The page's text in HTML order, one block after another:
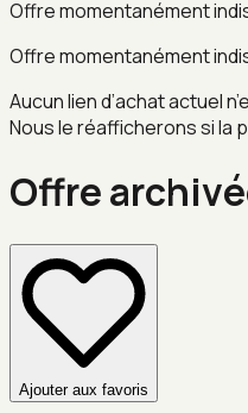
Offre momentanément
Offre momentanément
Aucun lien d’achat actuel
Nous le réafficherons si la
Offre
Ajouter aux favoris